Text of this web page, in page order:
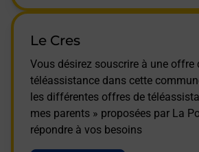
Le Cres
Vous désirez souscrire à une offre
téléassistance dans cette
les différentes offres de
mes parents » proposées par La
répondre à vos besoins